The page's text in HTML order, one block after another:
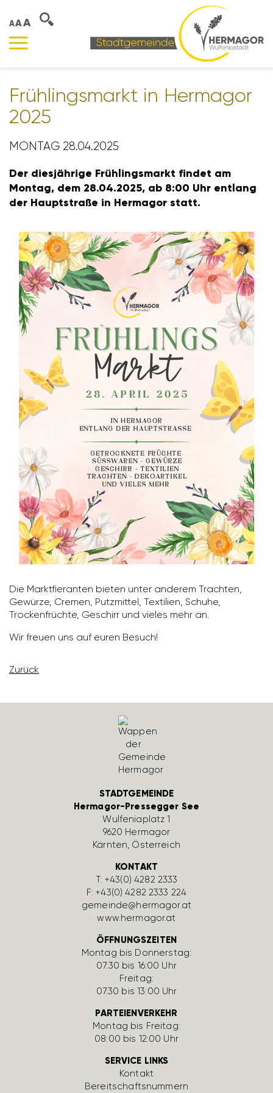
AAA
Früh­lings­markt in Hermagor
2025
MONTAG 28.04.2025
Der dies­jäh­rige Früh­lings­markt findet am
Montag, dem 28.04.2025, ab 8:00 Uhr entlang
der Haupt­straße in Hermagor statt.
Die Markt­fier­anten bieten unter anderem Trachten,
Gewürze, Cremen, Putz­mittel, Texti­lien, Schuhe,
Trocken­früchte, Geschirr und vieles mehr an.
Wir freuen uns auf euren Besuch!
Zurück
STADTGEMEINDE
Hermagor-Pressegger See
Wulfe­nia­platz 1
9620 Hermagor
Kärnten, Öster­reich
KONTAKT
T:+43(0) 4282 2333
F: +43(0) 4282 2333 224
gemeinde@hermagor.at
www.hermagor.at
ÖFFNUNGSZEITEN
Montag bis Donnerstag:
07:30 bis 16:00 Uhr
Freitag:
07:30 bis 13:00 Uhr
PARTEIENVERKEHR
Montag bis Freitag:
08:00 bis 12:00 Uhr
SERVICE LINKS
Kontakt
Bereit­schafts­num­mern